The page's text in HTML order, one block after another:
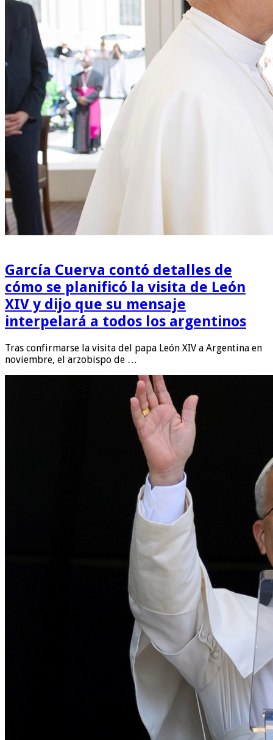
García Cuerva contó detalles de
cómo se planificó la visita de León
XIV y dijo que su mensaje
interpelará a todos los argentinos
Tras confirmarse la visita del papa León XIV a Argentina en
noviembre, el arzobispo de …